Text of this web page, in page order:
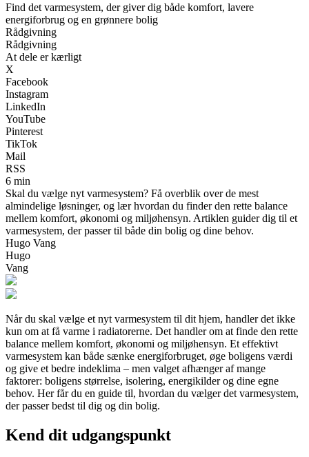
Find det varmesystem, der giver dig både komfort, lavere
energiforbrug og en grønnere bolig
Rådgivning
Rådgivning
At dele er kærligt
X
Facebook
Instagram
LinkedIn
YouTube
Pinterest
TikTok
Mail
RSS
6 min
Skal du vælge nyt varmesystem? Få overblik over de mest
almindelige løsninger, og lær hvordan du finder den rette balance
mellem komfort, økonomi og miljøhensyn. Artiklen guider dig til et
varmesystem, der passer til både din bolig og dine behov.
Hugo Vang
Hugo
Vang
Når du skal vælge et nyt varmesystem til dit hjem, handler det ikke
kun om at få varme i radiatorerne. Det handler om at finde den rette
balance mellem komfort, økonomi og miljøhensyn. Et effektivt
varmesystem kan både sænke energiforbruget, øge boligens værdi
og give et bedre indeklima – men valget afhænger af mange
faktorer: boligens størrelse, isolering, energikilder og dine egne
behov. Her får du en guide til, hvordan du vælger det varmesystem,
der passer bedst til dig og din bolig.
Kend dit udgangspunkt